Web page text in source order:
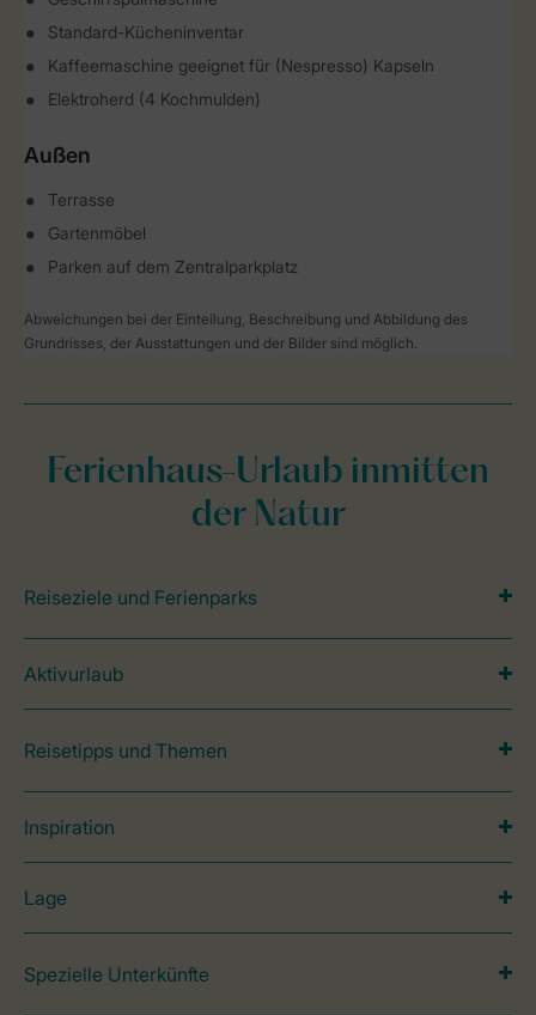
Standard-Kücheninventar
Kaffeemaschine geeignet für (Nespresso) Kapseln
Elektroherd (4 Kochmulden)
Außen
Terrasse
Gartenmöbel
Parken auf dem Zentralparkplatz
Abweichungen bei der Einteilung, Beschreibung und Abbildung des
Grundrisses, der Ausstattungen und der Bilder sind möglich.
Ferienhaus-Urlaub inmitten
der Natur
Reiseziele und Ferienparks
Aktivurlaub
Reisetipps und Themen
Inspiration
Lage
Spezielle Unterkünfte